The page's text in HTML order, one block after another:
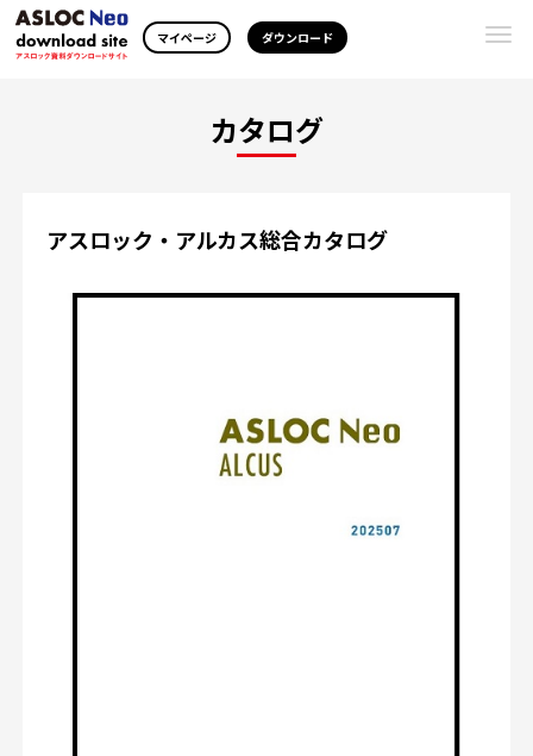
マイページ ダウンロード
カタログ
アスロック・アルカス総合カタログ